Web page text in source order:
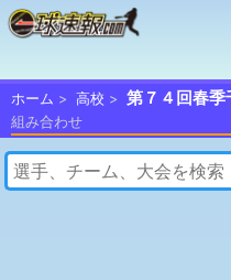
ホーム 高校 第７４回春季
組み合わせ